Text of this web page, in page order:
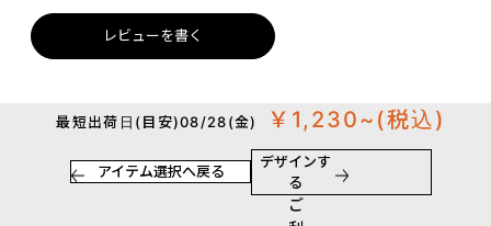
レビューを書く
最短出荷日(目安)08/28(金) ￥1,230~ (税込)
アイテム選択へ戻る
デザインす
る
ご